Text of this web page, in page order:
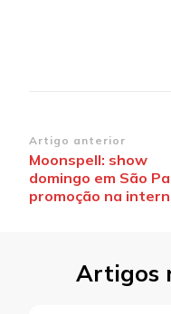
Navegação
de
post
Artigo anterior
Moonspell: show
domingo em São
promoção na
Artigos